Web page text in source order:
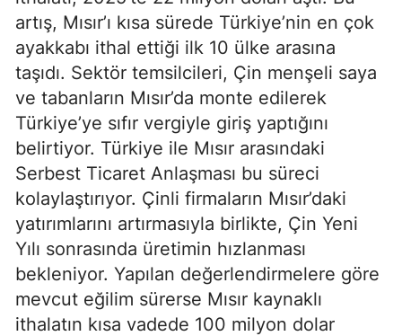
artış, Mısır’ı kısa sürede Türkiye’nin en çok
ayakkabı ithal ettiği ilk 10 ülke arasına
taşıdı. Sektör temsilcileri, Çin menşeli saya
ve tabanların Mısır’da monte edilerek
Türkiye’ye sıfır vergiyle giriş yaptığını
belirtiyor. Türkiye ile Mısır arasındaki
Serbest Ticaret Anlaşması bu süreci
kolaylaştırıyor. Çinli firmaların Mısır’daki
yatırımlarını artırmasıyla birlikte, Çin Yeni
Yılı sonrasında üretimin hızlanması
bekleniyor. Yapılan değerlendirmelere göre
mevcut eğilim sürerse Mısır kaynaklı
ithalatın kısa vadede 100 milyon dolar